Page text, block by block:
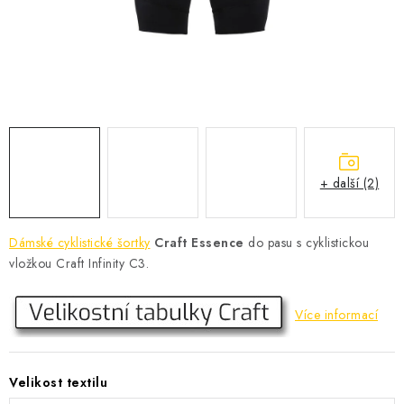
MEGA SLEVY
NOVINKY MIZUNO
NOVINKY INOV-8
Dámské cyklistické šortky Craft Essence do pasu s cyklistickou
vložkou Craft Infinity C3.
Více informací
Velikost textilu
+ další (2)